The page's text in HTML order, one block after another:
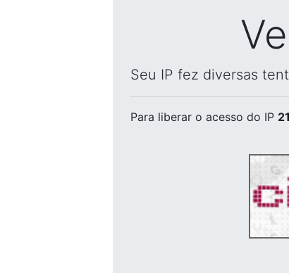
Seu IP fez diversas
Para liberar o acesso do IP